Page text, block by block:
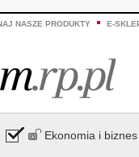
NASZE PRODUKTY E-
Ekonomia i biznes